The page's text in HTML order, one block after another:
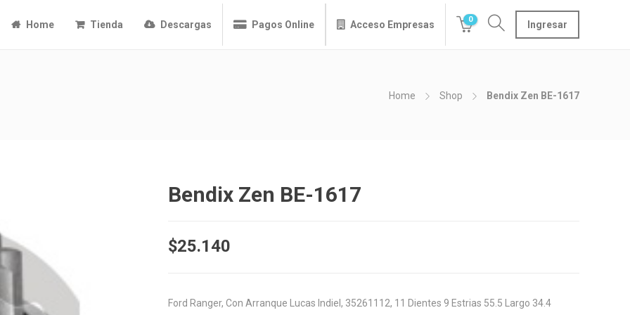
Home Tienda Descargas Pagos Online Acceso Empresas 0 Ingresar
Home Shop Bendix Zen BE-1617
Bendix Zen BE-1617
$25.140
Ford Ranger, Con Arranque Lucas Indiel, 35261112, 11 Dientes 9 Estrias 55.5 Largo 34.4